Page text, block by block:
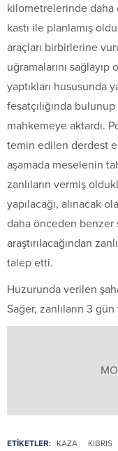
kilometrelerinde daha
kastı ile planlamış
araçları birbirlerine
uğramalarını
yaptıkları hususunda
fesatçılığında
mahkemeye aktardı.
temin edilen derdest
aşamada meselenin
zanlıların vermiş
yapılacağı, alınacak
daha önceden benzer
araştırılacağından
talep etti.
Huzurunda verilen
Sağer, zanlıların 3
ETİKETLER: KAZA KIBRIS